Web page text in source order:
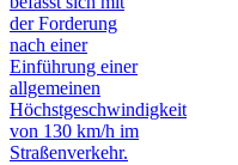
der Forderung
nach einer
Einführung einer
allgemeinen
Höchstgeschwindigkeit
von 130 km/h im
Straßenverkehr.